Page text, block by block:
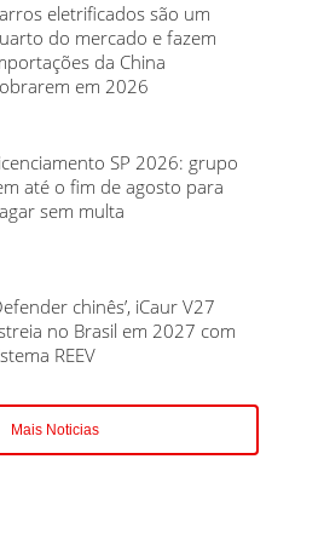
eletrificados são um
do mercado e fazem
da China
em 2026
SP 2026: grupo
até o fim de agosto para
sem multa
chinês’, iCaur V27
no Brasil em 2027 com
REEV
Mais Noticias